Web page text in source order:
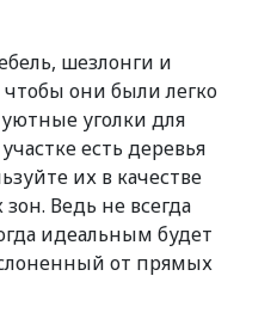
шезлонги и
они были легко
уголки для
есть деревья
их в качестве
Ведь не всегда
идеальным будет
от прямых